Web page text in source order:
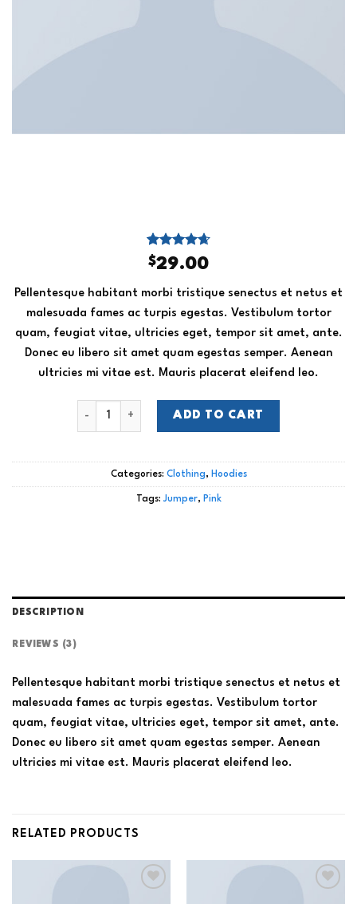
Rated 4.67
out of 5
3
customer
ratings
$29.00
Pellentesque habitant morbi tristique senectus et netus et
malesuada fames ac turpis egestas. Vestibulum tortor
quam, feugiat vitae, ultricies eget, tempor sit amet, ante.
Donec eu libero sit amet quam egestas semper. Aenean
ultricies mi vitae est. Mauris placerat eleifend leo.
Patient Ninja quantity
ADD TO CART
Categories: Clothing, Hoodies
Tags:Jumper, Pink
DESCRIPTION
REVIEWS (3)
Pellentesque habitant morbi tristique senectus et netus et
malesuada fames ac turpis egestas. Vestibulum tortor
quam, feugiat vitae, ultricies eget, tempor sit amet, ante.
Donec eu libero sit amet quam egestas semper. Aenean
ultricies mi vitae est. Mauris placerat eleifend leo.
RELATED PRODUCTS